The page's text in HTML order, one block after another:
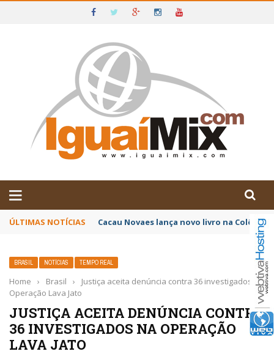
IGUAÍ E SUDOESTE DA BAHIA
ÚLTIMAS NOTÍCIAS Poetas baianos representam o Brasil no
BRASIL NOTÍCIAS TEMPO REAL
Home › Brasil ›
Justiça aceita denúncia contra 36 investigados na
Operação Lava Jato
JUSTIÇA ACEITA DENÚNCIA CONTRA
36 INVESTIGADOS NA OPERAÇÃO
LAVA JATO